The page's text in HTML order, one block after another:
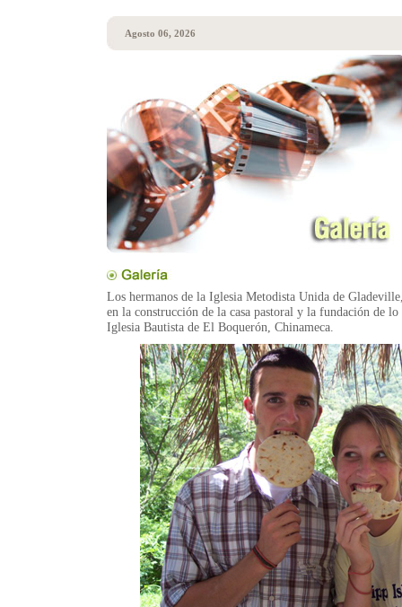
Agosto 06, 2026
Los hermanos de la Iglesia Metodista Unida de
en la construcción de la casa pastoral y la fundación de
Iglesia Bautista de El Boquerón, Chinameca.